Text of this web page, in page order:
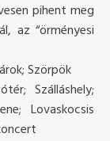
pihent meg
az “örményesi
Szörpök
Szálláshely;
Lovaskocsis